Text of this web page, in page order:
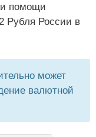
помощи
Рубля России в
может
валютной